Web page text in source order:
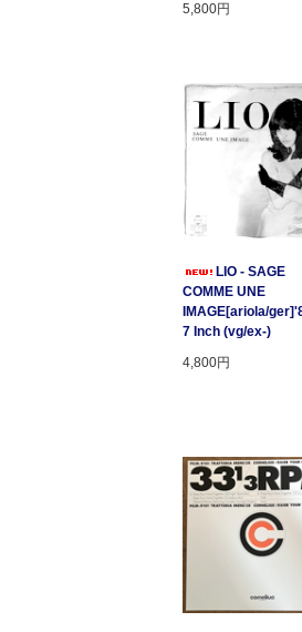
5,800円
LIO - SAGE
COMME UNE
IMAGE[ariola/
7 Inch (vg/ex-)
4,800円